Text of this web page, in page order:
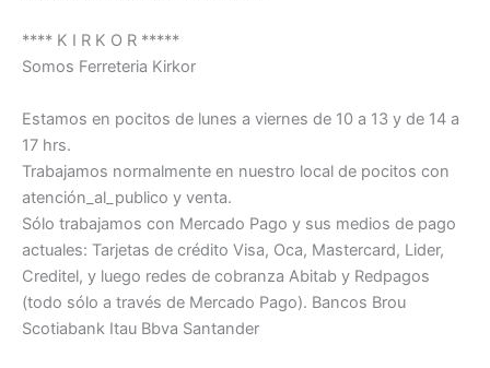
**** K I R K O R *****
Somos Ferreteria Kirkor
Estamos en pocitos de lunes a viernes de 10 a 13 y de 14 a
17 hrs.
Trabajamos normalmente en nuestro local de pocitos con
atención_al_publico y venta.
Sólo trabajamos con Mercado Pago y sus medios de pago
actuales: Tarjetas de crédito Visa, Oca, Mastercard, Lider,
Creditel, y luego redes de cobranza Abitab y Redpagos
(todo sólo a través de Mercado Pago). Bancos Brou
Scotiabank Itau Bbva Santander